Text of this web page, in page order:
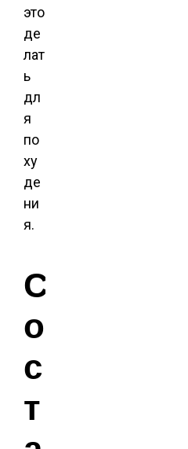
это
де
лат
ь
дл
я
по
ху
де
ни
я.
С
о
с
т